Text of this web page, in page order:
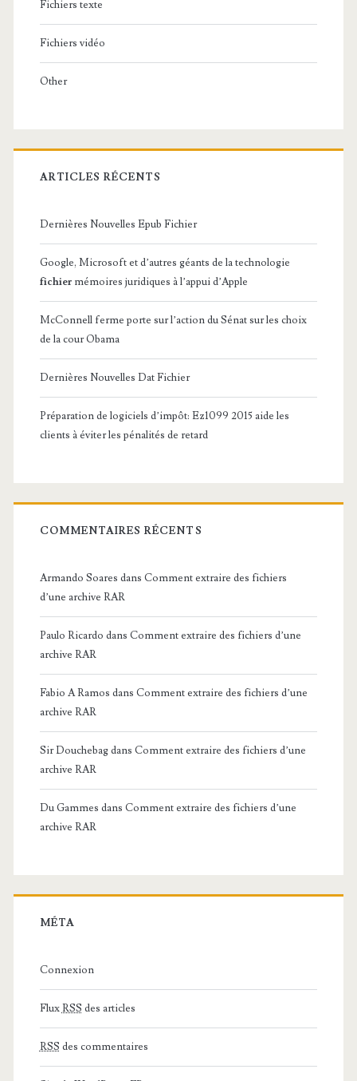
Fichiers texte
Fichiers vidéo
Other
ARTICLES RÉCENTS
Dernières Nouvelles Epub Fichier
Google, Microsoft et d’autres géants de la technologie
fichier mémoires juridiques à l’appui d’Apple
McConnell ferme porte sur l’action du Sénat sur les choix
de la cour Obama
Dernières Nouvelles Dat Fichier
Préparation de logiciels d’impôt: Ez1099 2015 aide les
clients à éviter les pénalités de retard
COMMENTAIRES RÉCENTS
Armando Soares dans Comment extraire des fichiers
d’une archive RAR
Paulo Ricardo dans Comment extraire des fichiers d’une
archive RAR
Fabio A Ramos dans Comment extraire des fichiers d’une
archive RAR
Sir Douchebagdans Comment extraire des fichiers d’une
archive RAR
Du Gammes dans Comment extraire des fichiers d’une
archive RAR
MÉTA
Connexion
FluxRSS des articles
RSS des commentaires